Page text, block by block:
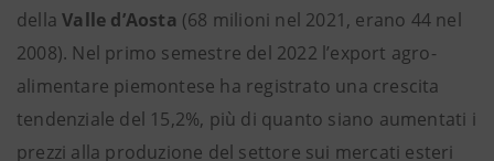
dellaValle d’Aosta (68 milioni nel 2021, erano 44 nel
2008). Nel primo semestre del 2022 l’export agro-
alimentare piemontese ha registrato una crescita
tendenziale del 15,2%, più di quanto siano aumentati i
prezzi alla produzione del settore sui mercati esteri